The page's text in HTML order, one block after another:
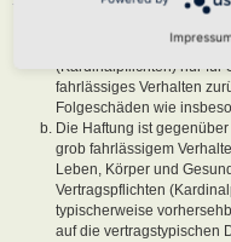
Der Betreiber haftet mit
und Gesundheit und der
(Kardinalpflichten) nur für
fahrlässiges Verhalten
Folgeschäden wie
Die Haftung ist
grob fahrlässigem
Leben, Körper und
Vertragspflichten
typischerweise
auf die vertragstypischen